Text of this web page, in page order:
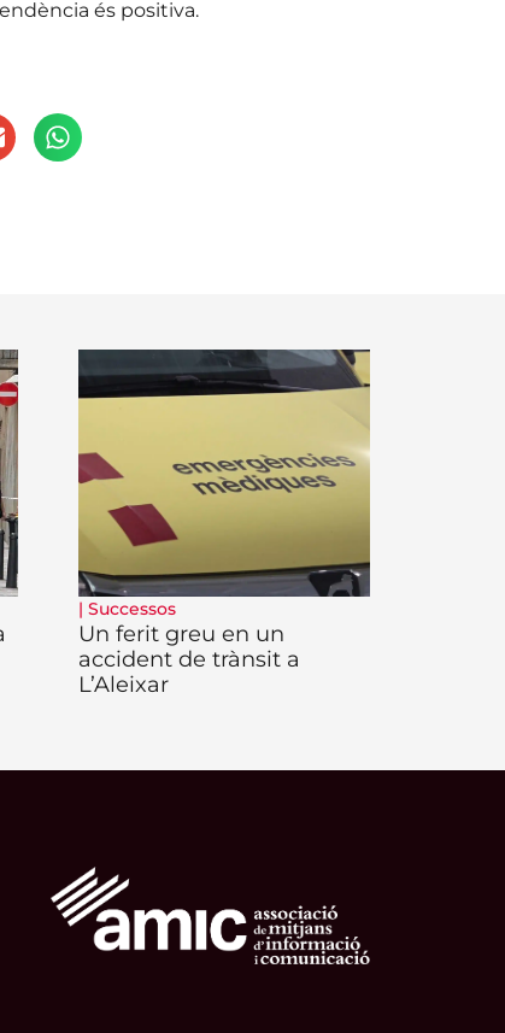
és positiva.
| Successos
Un ferit greu en un
accident de trànsit a
L’Aleixar